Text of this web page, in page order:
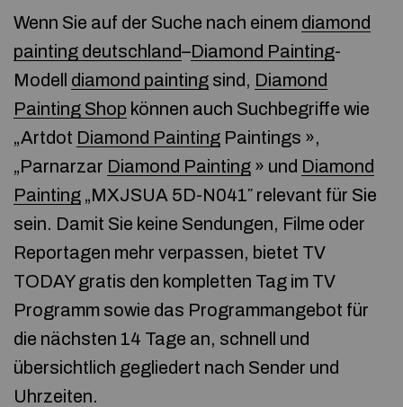
Wenn Sie auf der Suche nach einem diamond
painting deutschland–Diamond Painting-
Modell diamond painting sind, Diamond
Painting Shop können auch Suchbegriffe wie
„Artdot Diamond Painting Paintings »,
„Parnarzar Diamond Painting » und Diamond
Painting „MXJSUA 5D-N041″ relevant für Sie
sein. Damit Sie keine Sendungen, Filme oder
Reportagen mehr verpassen, bietet TV
TODAY gratis den kompletten Tag im TV
Programm sowie das Programmangebot für
die nächsten 14 Tage an, schnell und
übersichtlich gegliedert nach Sender und
Uhrzeiten.